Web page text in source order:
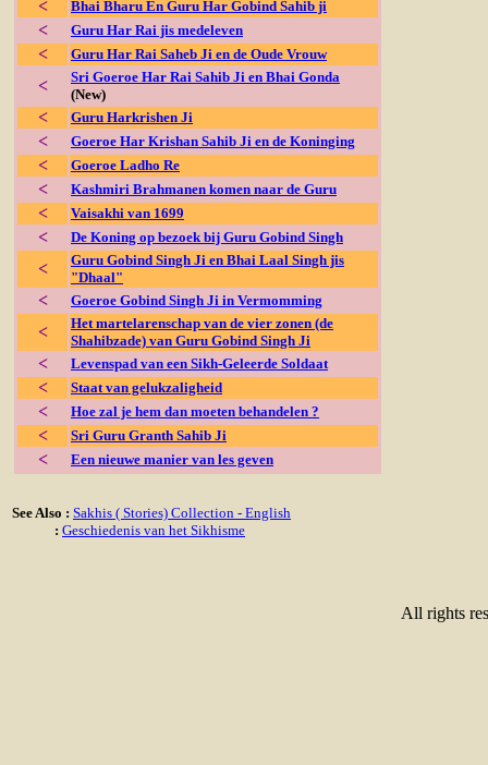
< Bhai Bharu En Guru Har Gobind Sahib ji
< Guru Har Rai jis medeleven
< Guru Har Rai Saheb Ji en de Oude Vrouw
<
Sri Goeroe Har Rai Sahib Ji en Bhai Gonda
(New)
< Guru Harkrishen Ji
< Goeroe Har Krishan Sahib Ji en de Koninging
< Goeroe Ladho Re
< Kashmiri Brahmanen komen naar de Guru
< Vaisakhi van 1699
< De Koning op bezoek bij Guru Gobind Singh
<
Guru Gobind Singh Ji en Bhai Laal Singh jis
"Dhaal"
< Goeroe Gobind Singh Ji in Vermomming
<
Het martelarenschap van de vier zonen (de
Shahibzade) van Guru Gobind Singh Ji
< Levenspad van een Sikh-Geleerde Soldaat
< Staat van gelukzaligheid
< Hoe zal je hem dan moeten behandelen ?
< Sri Guru Granth Sahib Ji
< Een nieuwe manier van les geven
See Also : Sakhis ( Stories) Collection - English
: Geschiedenis van het Sikhisme
All rights